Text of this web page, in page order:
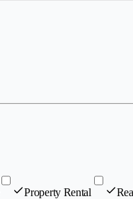
Property Rental